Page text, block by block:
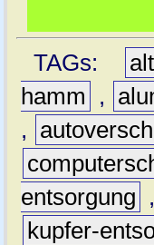
TAGs:
hamm
,
,
entsorgung
,
kupfer-